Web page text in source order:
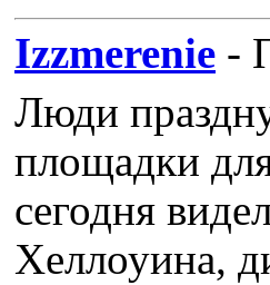
Izzmerenie -
Люди
площадки
сегодня
Хеллоуина,